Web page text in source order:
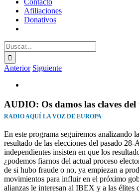
Contacto
Afiliaciones
Donativos
Buscar:
Anterior Siguiente
más
grande
AUDIO: Os damos las claves del
RADIO AQUÍ LA VOZ DE EUROPA
En este programa seguiremos analizando
resultado de las elecciones del pasado 28-
independientes insisten en que los
¿podemos fiarnos del actual proceso
de si hubo fraude o no, ya empiezan a
movimientos para influir en el próximo
alianzas le interesan al IBEX y a las élites